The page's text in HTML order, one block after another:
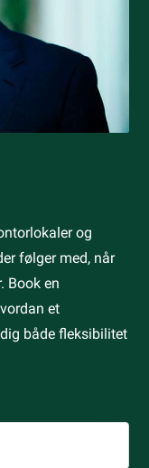
og
følger med, når
Book en
et
både fleksibilitet